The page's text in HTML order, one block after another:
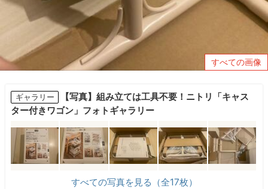
すべての画像
ギャラリー
【写真】組み立ては工具不要！ニトリ「キャス
ター付きワゴン」フォトギャラリー
すべての写真を見る（全17枚）